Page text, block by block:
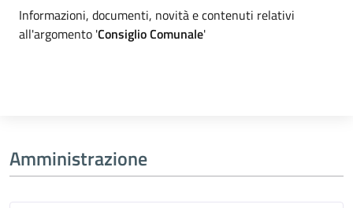
Dettagli argomento
Informazioni, documenti, novità e contenuti relativi
all'argomento 'Consiglio Comunale'
Amministrazione